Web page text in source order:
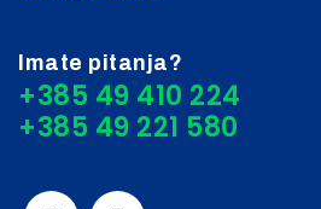
Imate pitanja?
+385 49 410 224